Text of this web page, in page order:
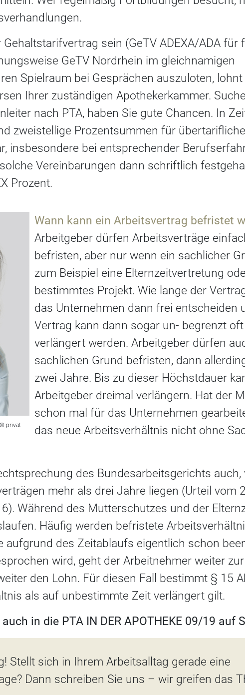
sein (GeTV ADEXA/ADA für
GeTV Nordrhein im gleichnamigen
Spielraum bei Gesprächen auszuloten,
Ihrer zuständigen Apothekerkammer.
nach PTA, haben Sie gute Chancen. In
zweistellige Prozentsummen für
insbesondere bei entsprechender
Vereinbarungen dann schriftlich
Prozent.
© privat
Wann kann ein Arbeitsvertrag befristet
Arbeitgeber dürfen Arbeitsverträge
befristen, aber nur wenn ein sachlicher
zum Beispiel eine Elternzeitvertretung
bestimmtes Projekt. Wie lange der
das Unternehmen dann frei entscheiden
Vertrag kann dann sogar un- begrenzt
verlängert werden. Arbeitgeber dürfen
sachlichen Grund befristen, dann
zwei Jahre. Bis zu dieser Höchstdauer
Arbeitgeber dreimal verlängern. Hat der
schon mal für das Unternehmen
das neue Arbeitsverhältnis nicht ohne
des Bundesarbeitsgerichts auch,
mehr als drei Jahre liegen (Urteil vom
Während des Mutterschutzes und der
Häufig werden befristete
aufgrund des Zeitablaufs eigentlich schon
wird, geht der Arbeitnehmer weiter
den Lohn. Für diesen Fall bestimmt § 15
als auf unbestimmte Zeit verlängert gilt.
in die PTA IN DER APOTHEKE 09/19 auf
Stellt sich in Ihrem Arbeitsalltag gerade eine
Dann schreiben Sie uns – wir greifen das